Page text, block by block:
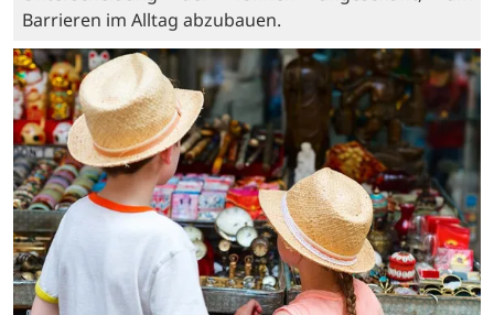
Barrieren im Alltag abzubauen.